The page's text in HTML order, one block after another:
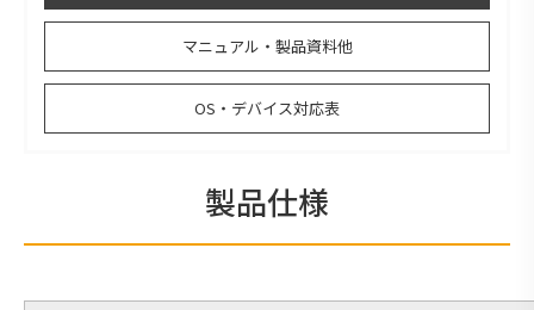
マニュアル・製品資料他
OS・デバイス対応表
製品仕様